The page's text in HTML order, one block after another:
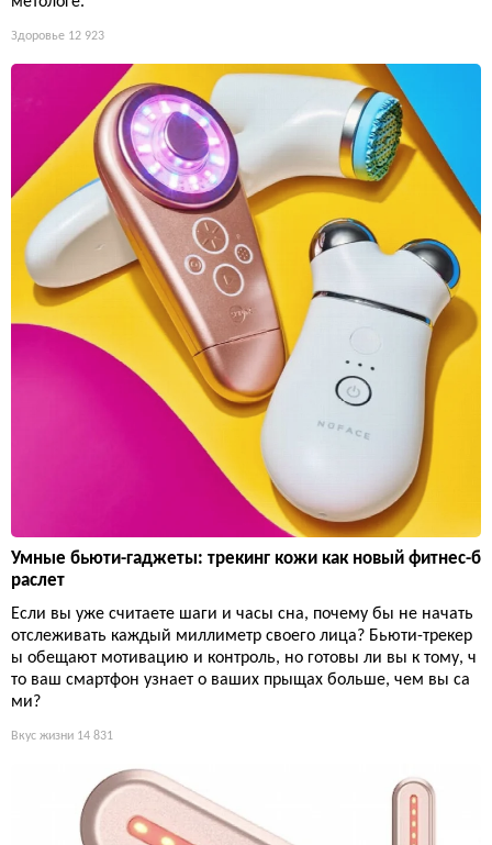
Здоровье 12 923
Умные бьюти-гаджеты: трекинг кожи как новый фитнес-б
раслет
Если вы уже считаете шаги и часы сна, почему бы не начать
отслеживать каждый миллиметр своего лица? Бьюти-трекер
ы обещают мотивацию и контроль, но готовы ли вы к тому, ч
то ваш смартфон узнает о ваших прыщах больше, чем вы са
ми?
Вкус жизни 14 831